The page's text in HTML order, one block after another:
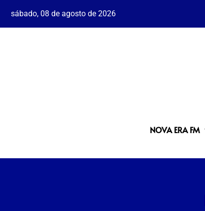
sábado, 08 de agosto de 2026
NOVA ERA FM